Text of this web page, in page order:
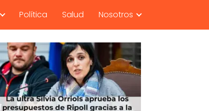
Política Salud Nosotros